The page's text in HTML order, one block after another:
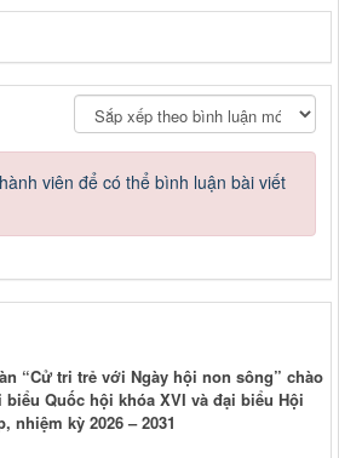
viên để có thể bình luận bài viết
“Cử tri trẻ với Ngày hội non sông” chào
Quốc hội khóa XVI và đại biểu Hội
nhiệm kỳ 2026 – 2031